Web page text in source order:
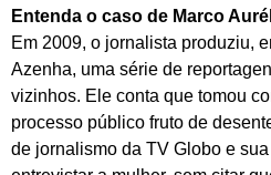
Entenda o caso de Marco
Em 2009, o jornalista produziu,
Azenha, uma série de
vizinhos. Ele conta que tomou
processo público fruto de
de jornalismo da TV Globo e